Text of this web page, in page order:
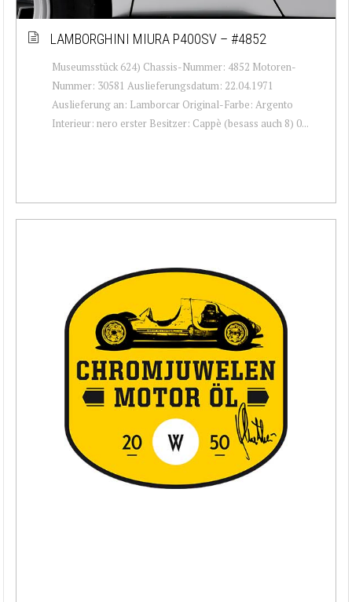
LAMBORGHINI MIURA P400SV – #4852
Museumsstück 624) Chassis-Nummer: 4852 Motoren-
Nummer: 30581 Auslieferungsdatum: 22.04.1971
Auslieferung an: Lamborcar Original-Farbe: Argento
Interieur: nero erster Besitzer: Cappè (besass auch 8) 0...